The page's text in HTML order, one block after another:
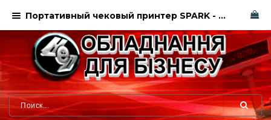
Портативный чековый принтер SPARK - RP02 BU (USB+Bluetooth). Купить Харьков. Сервис. Гарантия